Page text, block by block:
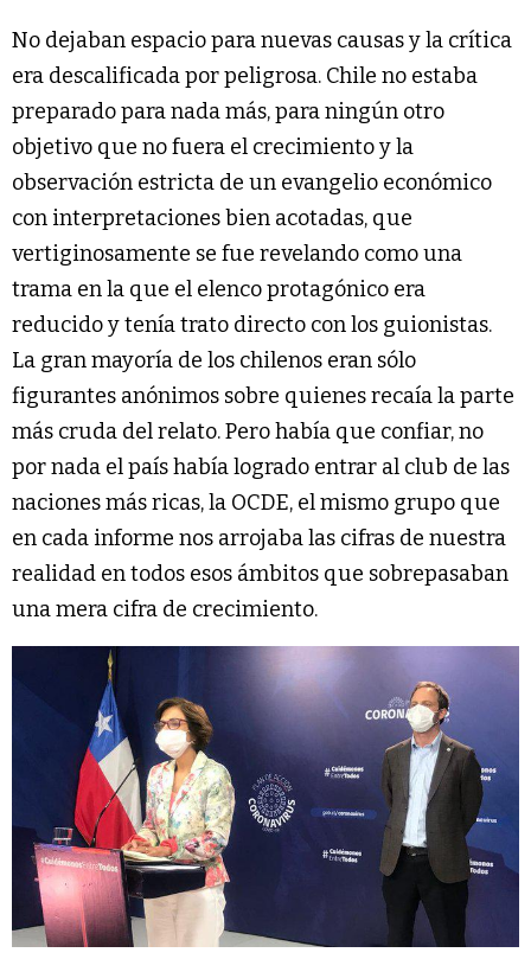
No dejaban espacio para nuevas causas y la crítica
era descalificada por peligrosa. Chile no estaba
preparado para nada más, para ningún otro
objetivo que no fuera el crecimiento y la
observación estricta de un evangelio económico
con interpretaciones bien acotadas, que
vertiginosamente se fue revelando como una
trama en la que el elenco protagónico era
reducido y tenía trato directo con los guionistas.
La gran mayoría de los chilenos eran sólo
figurantes anónimos sobre quienes recaía la parte
más cruda del relato. Pero había que confiar, no
por nada el país había logrado entrar al club de las
naciones más ricas, la OCDE, el mismo grupo que
en cada informe nos arrojaba las cifras de nuestra
realidad en todos esos ámbitos que sobrepasaban
una mera cifra de crecimiento.